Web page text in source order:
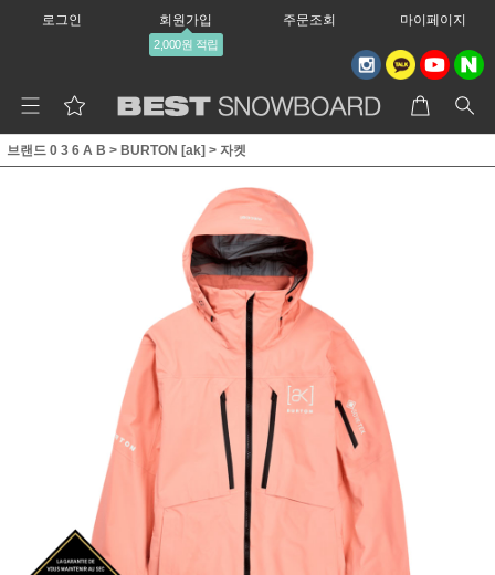
로그인 회원가입
2,000원 적립
주문조회 마이페이지
브랜드 0 3 6 A B > BURTON [ak] > 자켓